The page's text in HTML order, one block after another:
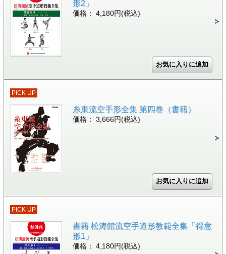
形2」
価格： 4,180円(税込)
PICK UP
糸東流空手形全集 第四巻（書籍）
価格： 3,666円(税込)
PICK UP
書籍 松涛館流空手道形教範全集「得意
形1」
価格： 4,180円(税込)